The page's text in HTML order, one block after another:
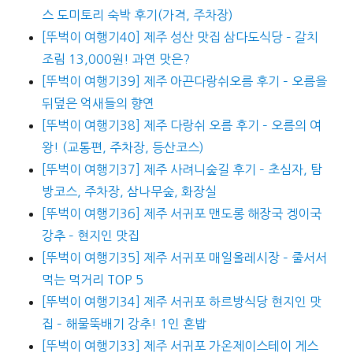
스 도미토리 숙박 후기(가격, 주차장)
[뚜벅이 여행기40] 제주 성산 맛집 삼다도식당 – 갈치
조림 13,000원! 과연 맛은?
[뚜벅이 여행기39] 제주 아끈다랑쉬오름 후기 – 오름을
뒤덮은 억새들의 향연
[뚜벅이 여행기38] 제주 다랑쉬 오름 후기 – 오름의 여
왕! (교통편, 주차장, 등산코스)
[뚜벅이 여행기37] 제주 사려니숲길 후기 – 초심자, 탐
방코스, 주차장, 삼나무숲, 화장실
[뚜벅이 여행기36] 제주 서귀포 맨도롱 해장국 겡이국
강추 – 현지인 맛집
[뚜벅이 여행기35] 제주 서귀포 매일올레시장 – 줄서서
먹는 먹거리 TOP 5
[뚜벅이 여행기34] 제주 서귀포 하르방식당 현지인 맛
집 – 해물뚝배기 강추! 1인 혼밥
[뚜벅이 여행기33] 제주 서귀포 가온제이스테이 게스